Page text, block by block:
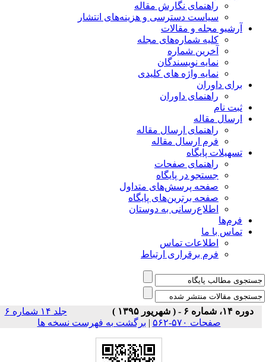
راهنمای نگارش مقاله
سیاست دسترسی و هزینه‌های انتشار
آرشیو مجله و مقالات
کلیه شماره‌های مجله
آخرین شماره
نمایه نویسندگان
نمایه واژه های کلیدی
برای داوران
راهنمای داوران
ثبت نام
ارسال مقاله
راهنمای ارسال مقاله
فرم ارسال مقاله
تسهیلات پایگاه
راهنمای صفحات
جستجو در پایگاه
صفحه پرسش‌های متداول
صفحه برترین‌های پایگاه
اطلاع‌رسانی به دوستان
فرم‌ها
تماس با ما
اطلاعات تماس
فرم برقراری ارتباط
دوره ۱۴، شماره ۶ - ( شهریور ۱۳۹۵ )
جلد ۱۴ شماره ۶
صفحات ۵۷۰-۵۶۲
|برگشت به فهرست نسخه ها